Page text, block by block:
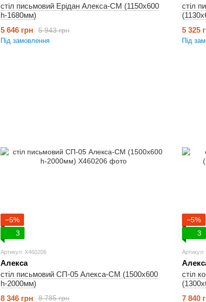
стіл письмовий Ерідан Алекса-СМ (1150х600
h-1680мм)
5 943 грн
5 646 грн
Під замовлення
стіл
5 325
Під
−5%
3
Артикул: X460206
Алекса
стіл письмовий СП-05 Алекса-СМ (1500х600
h-2000мм)
8 785 грн
8 346 грн
−5%
3
Артикул:
стіл
7 840